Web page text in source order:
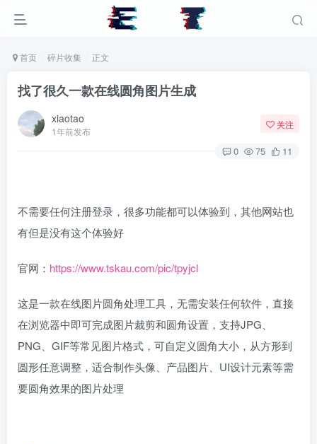
首页 碎片收集 正文
找了很久一款在线圆角图片生成
xiaotao
1年前发布
关注
0 75 11
不需要任何注册登录，很多功能都可以体验到，其他网站也
有但是没有这个体验好
官网： https://www.tskau.com/pic/tpyjcl
这是一款在线图片圆角处理工具，无需安装任何软件，直接
在浏览器中即可完成图片裁剪和圆角设置，支持JPG、
PNG、GIF等常见图片格式，可自定义圆角大小，从方形到
圆形任意调整，适合制作头像、产品图片、UI设计元素等需
要圆角效果的图片处理